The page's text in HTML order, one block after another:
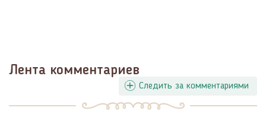
Лента комментариев
Следить за комментариями